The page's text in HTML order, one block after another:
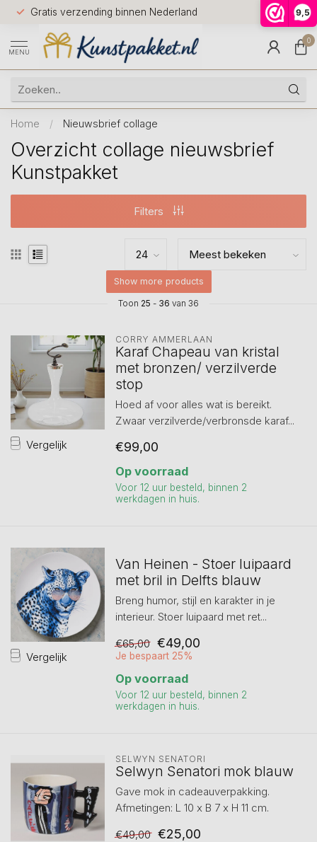
9,5
Gratis verzending binnen Nederland
Voor
huis
9.5
MENU
0
Home / Nieuwsbrief collage
Overzicht collage nieuwsbrief
Kunstpakket
Filters
Show more products
Toon 25 - 36 van 36
Vergelijk
CORRY AMMERLAAN
Karaf Chapeau van kristal
met bronzen/ verzilverde
stop
Hoed af voor alles wat is bereikt.
Zwaar verzilverde/verbronsde karaf...
€99,00
Op voorraad
Voor 12 uur besteld, binnen 2
werkdagen in huis.
Vergelijk
Van Heinen - Stoer luipaard
met bril in Delfts blauw
Breng humor, stijl en karakter in je
interieur. Stoer luipaard met ret...
€65,00 €49,00
Je bespaart 25%
Op voorraad
Voor 12 uur besteld, binnen 2
werkdagen in huis.
SELWYN SENATORI
Selwyn Senatori mok blauw
Gave mok in cadeauverpakking.
Afmetingen: L 10 x B 7 x H 11 cm.
€49,00 €25,00